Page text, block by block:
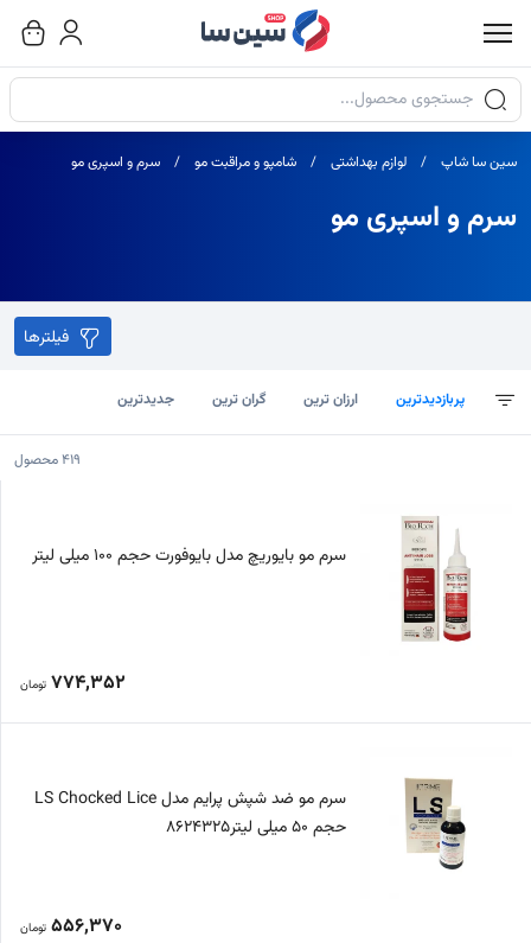
جستجوی محصولات
سین سا شاپ لوازم بهداشتی شامپو و مراقبت مو سرم و اسپری مو
سرم و اسپری مو
فیلترها
پربازدیدترین ارزان ترین گران ترین جدیدترین
419محصول
سرم مو بایوریچ مدل بایوفورت حجم 100 میلی لیتر
774,352 تومان
سرم مو ضد شپش پرایم مدل LS Chocked Lice
حجم 50 میلی لیتر8624325
556,370 تومان